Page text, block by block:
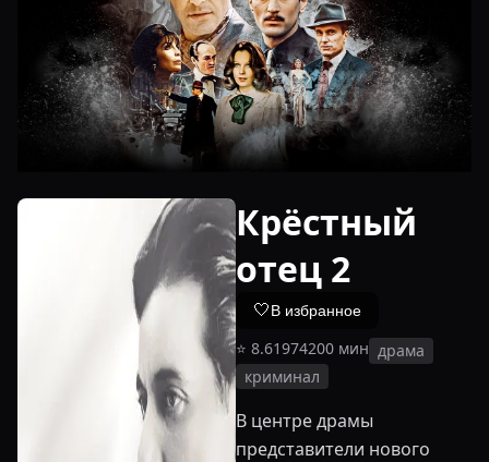
Крёстный
отец 2
🤍В избранное
⭐ 8.61974200 мин драма
криминал
В центре драмы
представители нового